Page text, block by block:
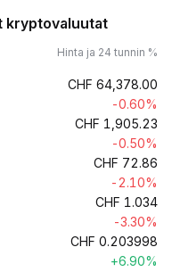
kryptovaluutat
Hinta ja 24 tunnin %
CHF 64,378.00
-0.60%
CHF 1,905.23
-0.50%
CHF 72.86
-2.10%
CHF 1.034
-3.30%
CHF 0.203998
+6.90%